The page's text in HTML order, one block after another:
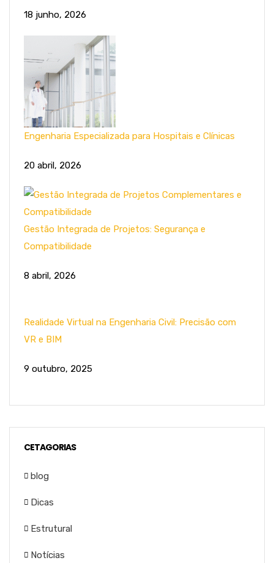
18 junho, 2026
Engenharia Especializada para Hospitais e Clínicas
20 abril, 2026
Gestão Integrada de Projetos: Segurança e
Compatibilidade
8 abril, 2026
Realidade Virtual na Engenharia Civil: Precisão com
VR e BIM
9 outubro, 2025
CETAGORIAS
blog
Dicas
Estrutural
Notícias